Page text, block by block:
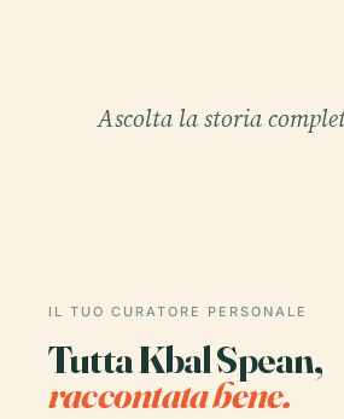
Ascolta la storia
IL TUO CURATORE PERSONALE
Tutta Kbal Spean,
raccontata bene.